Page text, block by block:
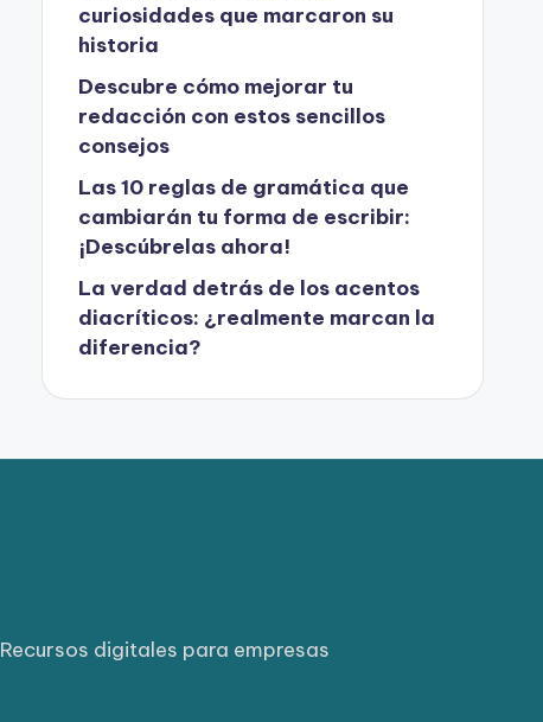
curiosidades que marcaron su
historia
Descubre cómo mejorar tu
redacción con estos sencillos
consejos
Las 10 reglas de gramática que
cambiarán tu forma de escribir:
¡Descúbrelas ahora!
La verdad detrás de los acentos
diacríticos: ¿realmente marcan la
diferencia?
Recursos digitales para empresas